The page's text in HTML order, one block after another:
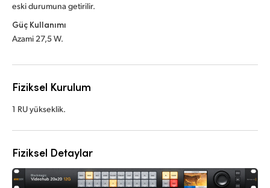
eski durumuna getirilir.
Güç Kullanımı
Azami 27,5 W.
Fiziksel Kurulum
1 RU yükseklik.
Fiziksel Detaylar